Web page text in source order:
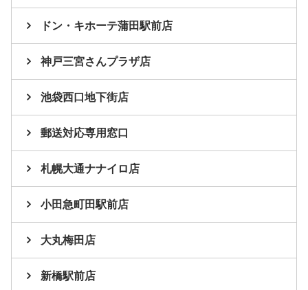
ドン・キホーテ蒲田駅前店
神戸三宮さんプラザ店
池袋西口地下街店
郵送対応専用窓口
札幌大通ナナイロ店
小田急町田駅前店
大丸梅田店
新橋駅前店